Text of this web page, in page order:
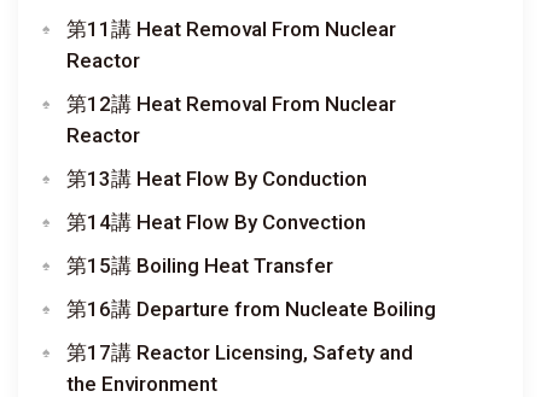
第11講 Heat Removal From Nuclear
Reactor
第12講 Heat Removal From Nuclear
Reactor
第13講 Heat Flow By Conduction
第14講 Heat Flow By Convection
第15講 Boiling Heat Transfer
第16講 Departure from Nucleate Boiling
第17講 Reactor Licensing, Safety and
the Environment